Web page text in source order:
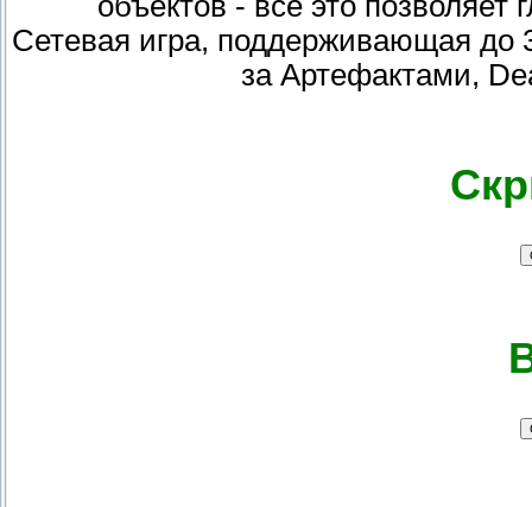
Сетевая игра, поддерживающая до
за Артефактами,